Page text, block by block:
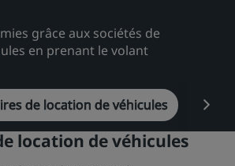
Park Inn by Radisson
Country Inn & Suites
ville
grâce aux sociétés de
en prenant le volant
de location de véhicules
location de véhicules